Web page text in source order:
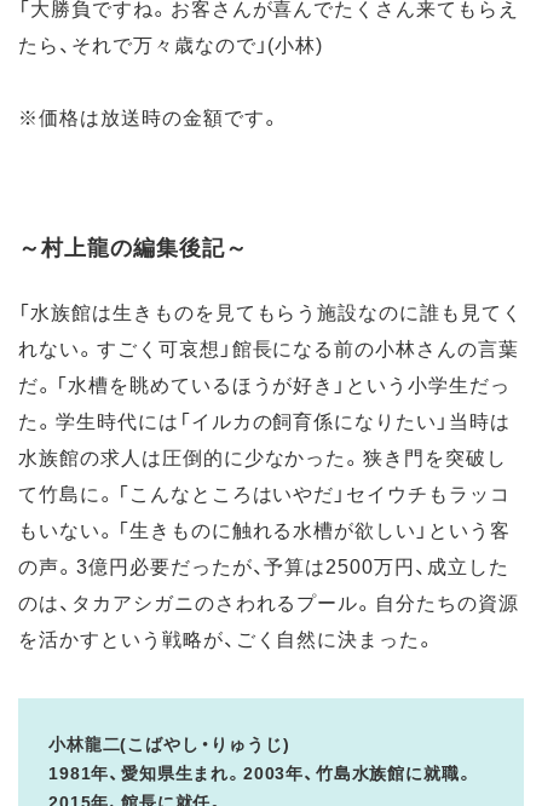
「大勝負ですね。お客さんが喜んでたくさん来てもらえ
たら、それで万々歳なので」(小林)
※価格は放送時の金額です。
～村上龍の編集後記～
「水族館は生きものを見てもらう施設なのに誰も見てく
れない。すごく可哀想」館長になる前の小林さんの言葉
だ。「水槽を眺めているほうが好き」という小学生だっ
た。学生時代には「イルカの飼育係になりたい」当時は
水族館の求人は圧倒的に少なかった。狭き門を突破し
て竹島に。「こんなところはいやだ」セイウチもラッコ
もいない。「生きものに触れる水槽が欲しい」という客
の声。3億円必要だったが、予算は2500万円、成立した
のは、タカアシガニのさわれるプール。自分たちの資源
を活かすという戦略が、ごく自然に決まった。
小林龍二(こばやし・りゅうじ)
1981年、愛知県生まれ。2003年、竹島水族館に就職。
2015年、館長に就任。